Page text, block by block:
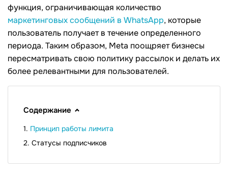
функция, ограничивающая количество
маркетинговых сообщений в WhatsApp, которые
пользователь получает в течение определенного
периода. Таким образом, Meta поощряет бизнесы
пересматривать свою политику рассылок и делать их
более релевантными для пользователей.
Содержание
Принцип работы лимита
Статусы подписчиков